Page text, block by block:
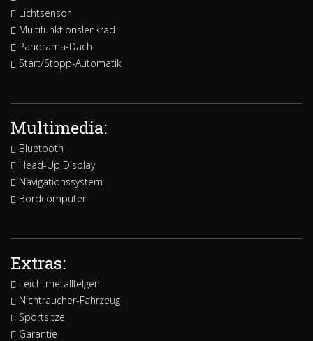
Lichtsensor
Multifunktionslenkrad
Panorama-Dach
Start/Stopp-Automatik
Multimedia:
Bluetooth
Head-Up Display
Navigationssystem
Bordcomputer
Extras:
Leichtmetallfelgen
Nichtraucher-Fahrzeug
Sportsitze
Garantie